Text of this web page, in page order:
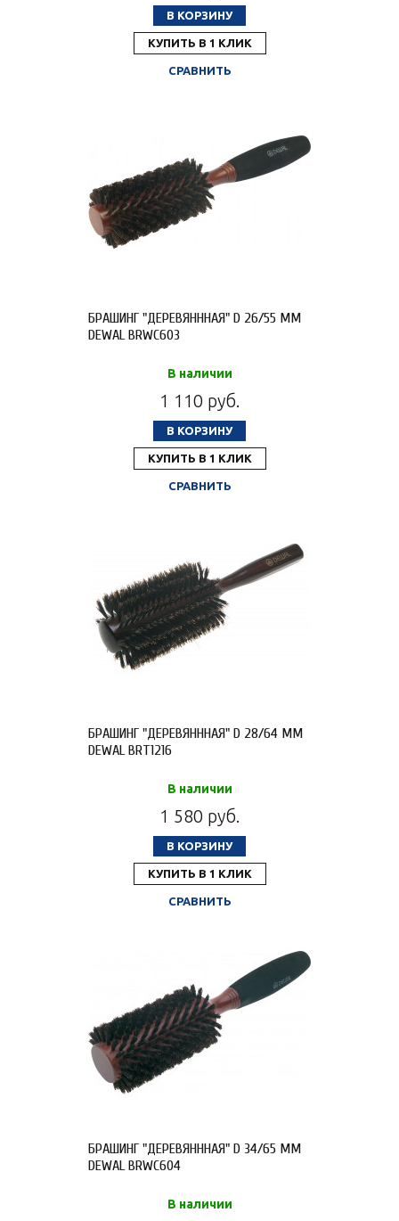
В КОРЗИНУ
КУПИТЬ В 1 КЛИК
СРАВНИТЬ
БРАШИНГ "ДЕРЕВЯНННАЯ" D 26/55 ММ
DEWAL BRWC603
В наличии
1 110 руб.
В КОРЗИНУ
КУПИТЬ В 1 КЛИК
СРАВНИТЬ
БРАШИНГ "ДЕРЕВЯНННАЯ" D 28/64 ММ
DEWAL BRT1216
В наличии
1 580 руб.
В КОРЗИНУ
КУПИТЬ В 1 КЛИК
СРАВНИТЬ
БРАШИНГ "ДЕРЕВЯНННАЯ" D 34/65 ММ
DEWAL BRWC604
В наличии